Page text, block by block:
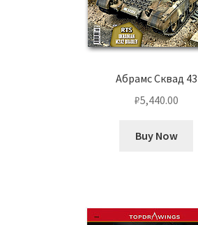
Абрамс Сквад 43
₽5,440.00
Buy Now